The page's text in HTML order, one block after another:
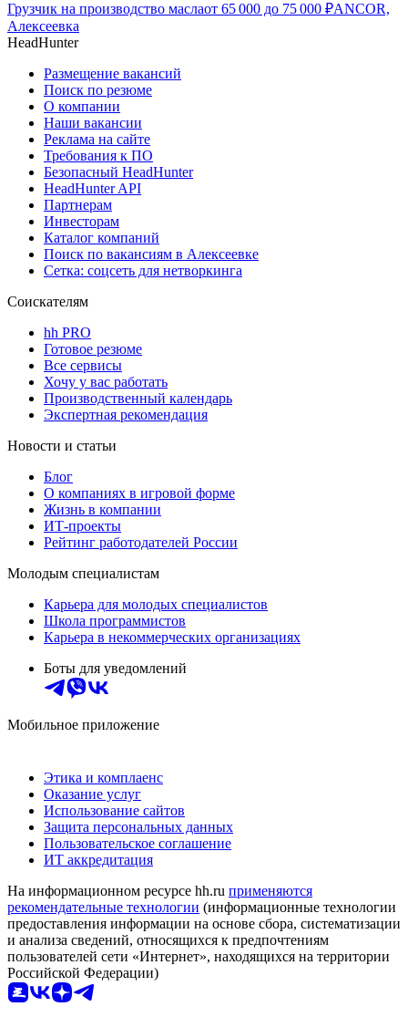
Грузчик на производство маслаот 65 000 до 75 000 ₽ANCOR,
Алексеевка
HeadHunter
Размещение вакансий
Поиск по резюме
О компании
Наши вакансии
Реклама на сайте
Требования к ПО
Безопасный HeadHunter
HeadHunter API
Партнерам
Инвесторам
Каталог компаний
Поиск по вакансиям в Алексеевке
Сетка: соцсеть для нетворкинга
Соискателям
hh PRO
Готовое резюме
Все сервисы
Хочу у вас работать
Производственный календарь
Экспертная рекомендация
Новости и статьи
Блог
О компаниях в игровой форме
Жизнь в компании
ИТ-проекты
Рейтинг работодателей России
Молодым специалистам
Карьера для молодых специалистов
Школа программистов
Карьера в некоммерческих организациях
Боты для уведомлений
Мобильное приложение
Этика и комплаенс
Оказание услуг
Использование сайтов
Защита персональных данных
Пользовательское соглашение
ИТ аккредитация
На информационном ресурсе hh.ru применяются
рекомендательные технологии (информационные технологии
предоставления информации на основе сбора, систематизации
и анализа сведений, относящихся к предпочтениям
пользователей сети «Интернет», находящихся на территории
Российской Федерации)